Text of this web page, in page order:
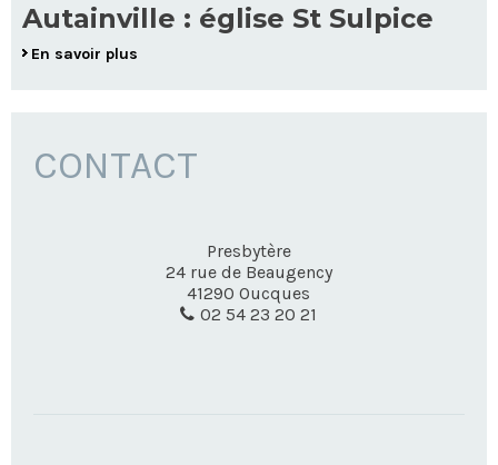
Autainville : église St Sulpice
En savoir plus
CONTACT
Presbytère
24 rue de Beaugency
41290 Oucques
02 54 23 20 21